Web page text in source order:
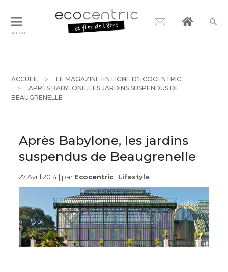
MENU
ACCUEIL
LE MAGAZINE EN LIGNE D'ECOCENTRIC
APRÈS BABYLONE, LES JARDINS SUSPENDUS DE
BEAUGRENELLE
Après Babylone, les jardins
suspendus de Beaugrenelle
27 Avril 2014 | par Ecocentric Lifestyle